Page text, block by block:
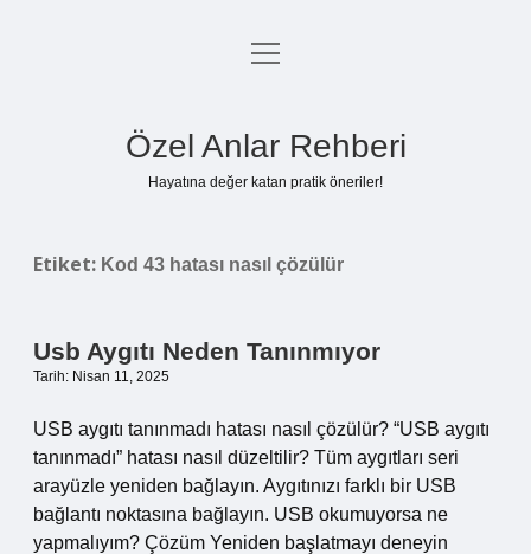
Anasayfa
menüyü
Özel Anlar Rehberi
Hayatına değer katan pratik öneriler!
Etiket: Kod 43 hatası nasıl çözülür
Usb Aygıtı Neden Tanınmıyor
Tarih: Nisan 11, 2025
USB aygıtı tanınmadı hatası nasıl çözülür? “USB aygıtı
tanınmadı” hatası nasıl düzeltilir? Tüm aygıtları seri
arayüzle yeniden bağlayın. Aygıtınızı farklı bir USB
bağlantı noktasına bağlayın. USB okumuyorsa ne
yapmalıyım? Çözüm Yeniden başlatmayı deneyin